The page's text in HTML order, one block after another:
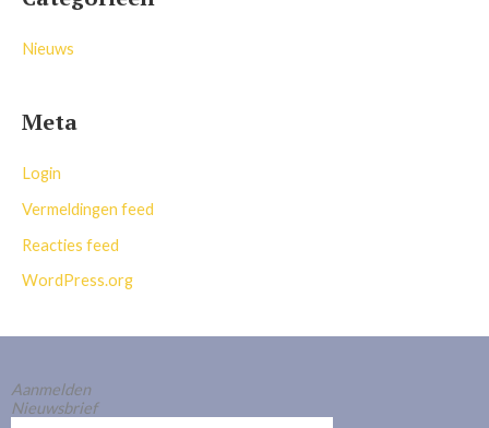
Nieuws
Meta
Login
Vermeldingen feed
Reacties feed
WordPress.org
Aanmelden
Nieuwsbrief